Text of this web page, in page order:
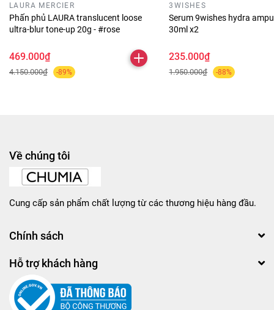
LAURA MERCIER
Phấn phủ LAURA translucent loose
ultra-blur tone-up 20g - #rose
469.000₫
4.150.000₫ -89%
3WISHES
Serum 9wishes hydra
30ml x2
235.000₫
1.950.000₫ -88%
Về chúng tôi
Cung cấp sản phẩm chất lượng từ các thương hiệu hàng đầu.
Chính sách
Hỗ trợ khách hàng